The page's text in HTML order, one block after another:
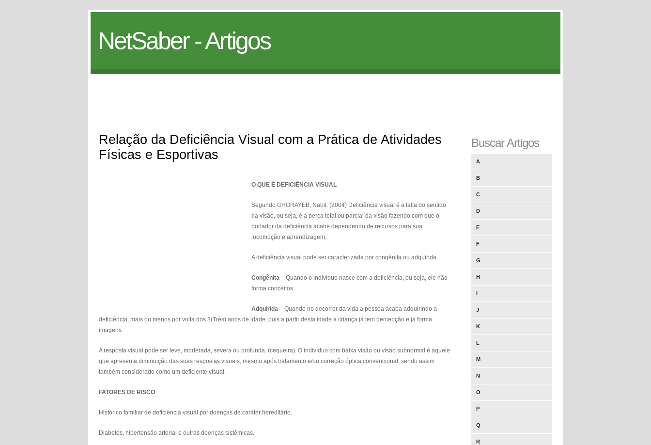
NetSaber - Artigos
Relação da Deficiência Visual com a Prática de Atividades
Físicas e Esportivas
O QUE É DEFICIÊNCIA VISUAL
Segundo GHORAYEB, Nabil. (2004) Deficiência visual é a falta do sentido
da visão, ou seja, é a perca total ou parcial da visão fazendo com que o
portador da deficiência acabe dependendo de recursos para sua
locomoção e aprendizagem.
A deficiência visual pode ser caracterizada por congênita ou adquirida.
Congênita – Quando o individuo nasce com a deficiência, ou seja, ele não
forma conceitos.
Adquirida – Quando no decorrer da vida a pessoa acaba adquirindo a
deficiência, mais ou menos por volta dos 3(Três) anos de idade, pois a partir desta idade a criança já tem percepção e já forma
imagens.
A resposta visual pode ser leve, moderada, severa ou profunda. (cegueira). O indivíduo com baixa visão ou visão subnormal é aquele
que apresenta diminuição das suas respostas visuais, mesmo após tratamento e/ou correção óptica convencional, sendo assim
também considerado como um deficiente visual.
FATORES DE RISCO
Histórico familiar de deficiência visual por doenças de caráter hereditário.
Diabetes, hipertensão arterial e outras doenças sistêmicas.
Buscar Artigos
A
B
C
D
E
F
G
H
I
J
K
L
M
N
O
P
Q
R